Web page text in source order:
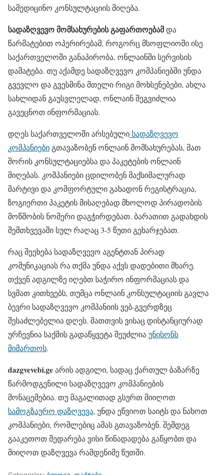
სამედიცინო კონსულტაციის მიღება.
სადაზღვევო მომსახურების გაფართოებამდა
წარმატებით ოპერირებამ, როგორც მსოფლიოში ისე
საქართველოში განაპირობა, ონლაინში სერვისის
დამატება. თუ აქამდე სადაზღვევო კომპანიებში უნდა
გვევლო და გვესმინა მთელი რიგი მოხსენებები, ახლა
სახლიდან გაუსვლელად, ონლაინ შეგვიძლია
გავეცნოთ ინფორმაციას.
დღეს საქართველოში არსებული სადაზღვევო
კომპანიებიგთავაზობენ ონლაინ მომსახურებას, მათ
შორის კონსულტაციებსა და პაკეტების ონლაინ
მიღებას. კომპანიები ცდილობენ მაქსიმალურად
მარტივი და კომფორტული გახადონ რეგისტრაცია,
ზოგიერთი პაკეტის მისაღებად მხოლოდ პირადობის
მოწმობის ნომერი დაგჭირდებათ. ბარათით გადახდის
შემთხვევაში სულ რაღაც 3-5 წუთი გეხარჯებათ.
რაც შეეხება სადაზღვევო აგენტთან პირად
კომუნიკაციას რა თქმა უნდა აქვს დადებითი მხარე.
თქვენ ადგილზე იღებთ საჭირო ინფორმაციას და
სვმათ კითხვებს, თუმცა ონლაინ კონსულტაციის გავლა
ბევრი სადაზღვევო კომპანიის ვებ-გვერდზეც
შესაძლებელია დღეს. მათთვის ვისაც დისტანციურად
ურჩევნია საქმის გადაწყვეტა შეუძლიაუნისონს
მიმართოს.
dazgvevebi.geარის ადგილი, სადაც ქართულ ბაზარზე
წარმოდგენილი სადაზღვევო კომპანიების
მონაცემებია. თუ მაგალითად გსურთ მიიღოთ
სამოგზაურო დაზღვევა, უნდა ეწვიოთ საიტს და ნახოთ
კომპანიები, რომლებიც ამას გთავაზობენ. შემდეგ
გააკეთოთ შედარება ვისი წინადადება გაწყობთ და
მიიღოთ დაზღვევა რამდენიმე წუთში.